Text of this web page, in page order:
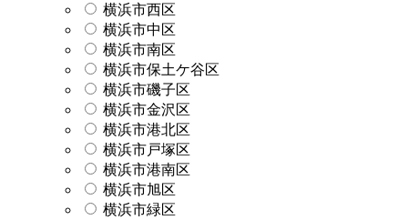
横浜市西区
横浜市中区
横浜市南区
横浜市保土ケ谷区
横浜市磯子区
横浜市金沢区
横浜市港北区
横浜市戸塚区
横浜市港南区
横浜市旭区
横浜市緑区